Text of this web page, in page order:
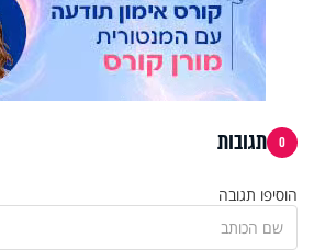
0 תגובות
הוסיפו תגובה